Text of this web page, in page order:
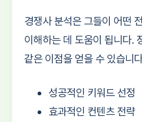
경쟁사 분석은 그들이 어떤
이해하는 데 도움이 됩니다.
같은 이점을 얻을 수 있습니
성공적인 키워드 선정
효과적인 컨텐츠 전략